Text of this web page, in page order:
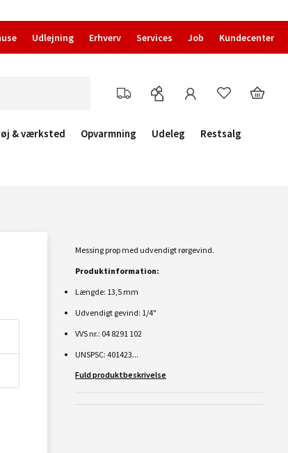
Udlejning Erhverv Services Job Kundecenter
& værksted Opvarmning Udeleg
Restsalg
Messing prop med udvendigt rørgevind.
Produktinformation:
Længde: 13,5 mm
Udvendigt gevind: 1/4"
VVS nr.: 04 8291 102
UNSPSC: 401423...
Fuld produktbeskrivelse